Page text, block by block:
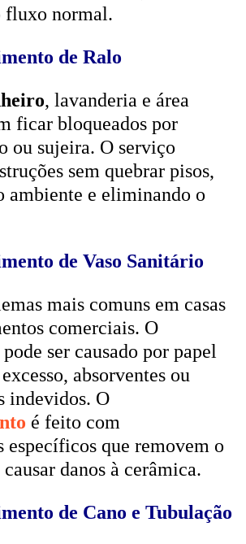
fluxo normal.
de Ralo
, lavanderia e área
ficar bloqueados por
ou sujeira. O serviço
sem quebrar pisos,
ambiente e eliminando o
de Vaso Sanitário
mais comuns em casas
comerciais. O
pode ser causado por papel
absorventes ou
indevidos. O
é feito com
específicos que removem o
danos à cerâmica.
de Cano e Tubulação